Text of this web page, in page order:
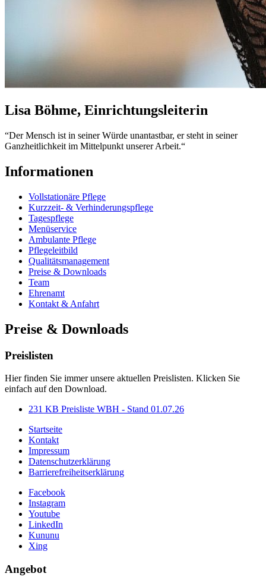
Lisa Böhme, Einrichtungsleiterin
“Der Mensch ist in seiner Würde unantastbar, er steht in seiner
Ganzheitlichkeit im Mittelpunkt unserer Arbeit.“
Informationen
Vollstationäre Pflege
Kurzzeit- & Verhinderungspflege
Tagespflege
Menüservice
Ambulante Pflege
Pflegeleitbild
Qualitätsmanagement
Preise & Downloads
Team
Ehrenamt
Kontakt & Anfahrt
Preise & Downloads
Preislisten
Hier finden Sie immer unsere aktuellen Preislisten. Klicken Sie
einfach auf den Download.
231 KB Preisliste WBH - Stand 01.07.26
Startseite
Kontakt
Impressum
Datenschutzerklärung
Barrierefreiheitserklärung
Facebook
Instagram
Youtube
LinkedIn
Kununu
Xing
Angebot